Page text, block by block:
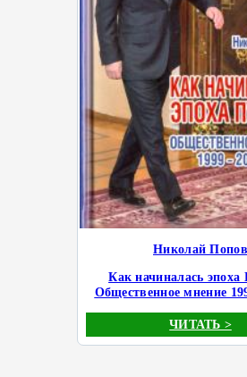
Николай Попов
Как начиналась эпоха
Общественное мнение
ЧИТАТЬ >